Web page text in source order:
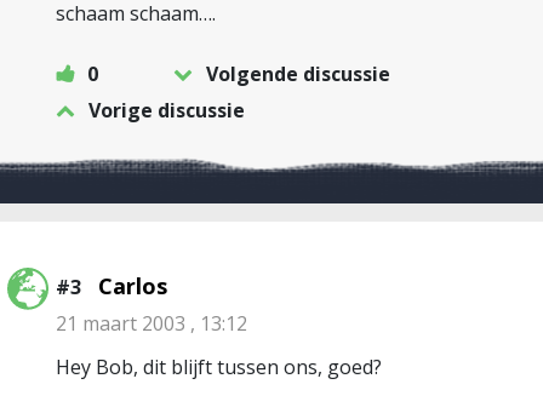
schaam schaam….
0
Volgende discussie
Vorige discussie
#3 Carlos
21 maart 2003 , 13:12
Hey Bob, dit blijft tussen ons, goed?